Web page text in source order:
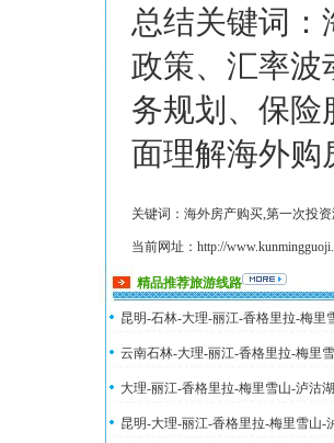
总结关键词：
政策、汇率波
务规划、保险
面理解海外购
关键词：海外房产购买,第一次投
当前网址：http://
精品推荐旅游线路
昆明-石林-大理-丽江-香格里拉-梅里
云南石林-大理-丽江-香格里拉-梅里
大理-丽江-香格里拉-梅里雪山-泸沽
昆明-大理-丽江-香格里拉-梅里雪山-